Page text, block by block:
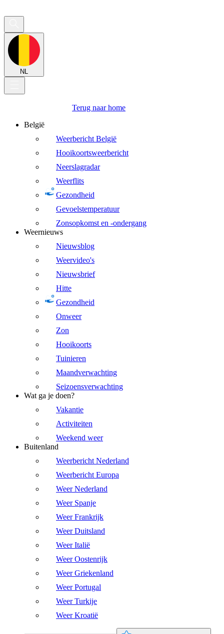
NL
Terug naar home
België
Weerbericht België
Hooikoortsweerbericht
Neerslagradar
Weerflits
Gezondheid
Gevoelstemperatuur
Zonsopkomst en -ondergang
Weernieuws
Nieuwsblog
Weervideo's
Nieuwsbrief
Hitte
Gezondheid
Onweer
Zon
Hooikoorts
Tuinieren
Maandverwachting
Seizoensverwachting
Wat ga je doen?
Vakantie
Activiteiten
Weekend weer
Buitenland
Weerbericht Nederland
Weerbericht Europa
Weer Nederland
Weer Spanje
Weer Frankrijk
Weer Duitsland
Weer Italië
Weer Oostenrijk
Weer Griekenland
Weer Portugal
Weer Turkije
Weer Kroatië